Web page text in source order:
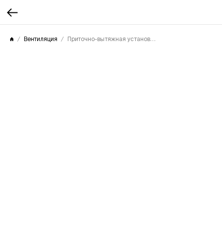
Вентиляция Приточно-вытяжная установка Mitsubishi Electric LGH-65RVX-ER